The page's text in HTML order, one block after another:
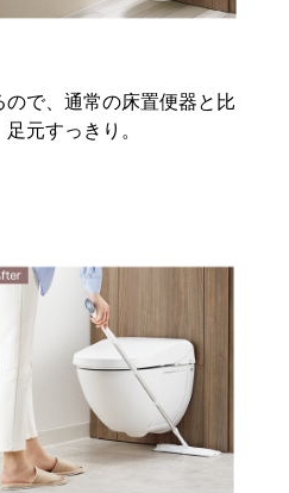
で、通常の床置便器と比
元すっきり。